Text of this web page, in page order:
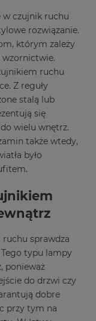
w czujnik ruchu
rozwiązanie.
którym zależy
ruchu
Z reguły
stalą lub
się
wielu wnętrz.
także wtedy,
było
sprawdza
typu lampy
ponieważ
do drzwi czy
dobre
przy tym na